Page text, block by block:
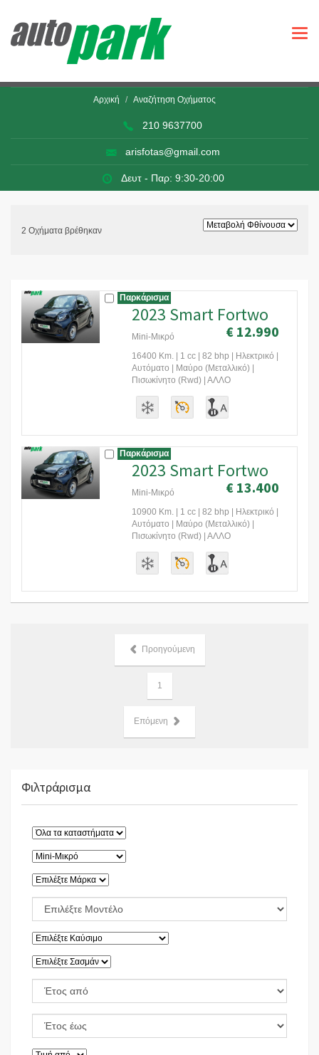
Αρχική Αναζήτηση Οχήματος
210 9637700
arisfotas@gmail.com
Δευτ - Παρ: 9:30-20:00
2 Οχήματα βρέθηκαν
2023 Smart Fortwo
€ 12.990
Mini-Μικρό
16400 Km. | 1 cc | 82 bhp | Ηλεκτρικό |
Αυτόματο | Μαύρο (Μεταλλικό) |
Πισωκίνητο (Rwd) | ΑΛΛΟ
Παρκάρισμα
2023 Smart Fortwo
€ 13.400
Mini-Μικρό
10900 Km. | 1 cc | 82 bhp | Ηλεκτρικό |
Αυτόματο | Μαύρο (Μεταλλικό) |
Πισωκίνητο (Rwd) | ΑΛΛΟ
Παρκάρισμα
Προηγούμενη
1
Επόμενη
Φιλτράρισμα